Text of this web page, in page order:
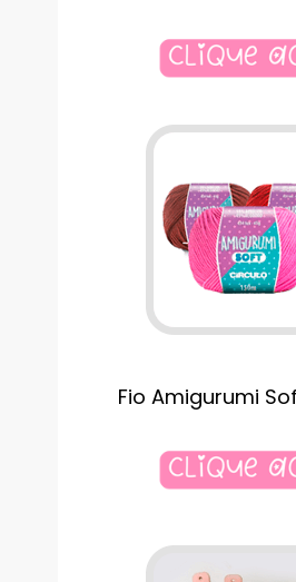
Fio Amigurumi